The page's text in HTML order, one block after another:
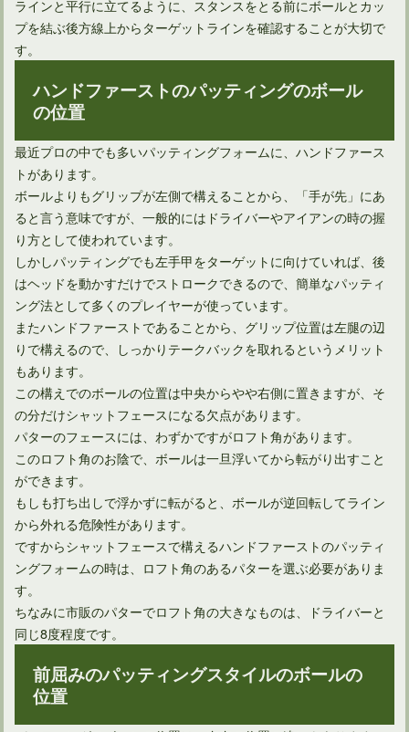
やはり得！アイアンで飛距離アップするのに効果的な方法とは
多くのプロ野球選手は、ゴルフの飛距離が凄いのは何で？
多くのゴルファー憧れ、ドライバーで300ヤード飛ばすには
ゴルフルールでのパター2本の是非とその効果について
正しい体重移動ピッチングフォームをゴルフスイングに生かす
ラインと平行に立てるように、スタンスをとる前にボールとカッ
プを結ぶ後方線上からターゲットラインを確認することが大切で
す。
ハンドファーストのパッティングのボール
の位置
最近プロの中でも多いパッティングフォームに、ハンドファース
トがあります。
ボールよりもグリップが左側で構えることから、「手が先」にあ
ると言う意味ですが、一般的にはドライバーやアイアンの時の握
り方として使われています。
しかしパッティングでも左手甲をターゲットに向けていれば、後
はヘッドを動かすだけでストロークできるので、簡単なパッティ
ング法として多くのプレイヤーが使っています。
またハンドファーストであることから、グリップ位置は左腿の辺
りで構えるので、しっかりテークバックを取れるというメリット
もあります。
この構えでのボールの位置は中央からやや右側に置きますが、そ
の分だけシャットフェースになる欠点があります。
パターのフェースには、わずかですがロフト角があります。
このロフト角のお陰で、ボールは一旦浮いてから転がり出すこと
ができます。
もしも打ち出しで浮かずに転がると、ボールが逆回転してライン
から外れる危険性があります。
ですからシャットフェースで構えるハンドファーストのパッティ
ングフォームの時は、ロフト角のあるパターを選ぶ必要がありま
す。
ちなみに市販のパターでロフト角の大きなものは、ドライバーと
同じ8度程度です。
前屈みのパッティングスタイルのボールの
位置